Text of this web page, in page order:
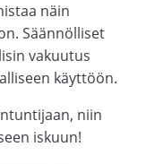
näin
Säännölliset
vakuutus
käyttöön.
niin
iskuun!